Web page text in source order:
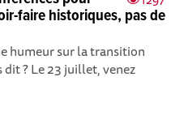
faire historiques, pas de
humeur sur la transition
? Le 23 juillet, venez